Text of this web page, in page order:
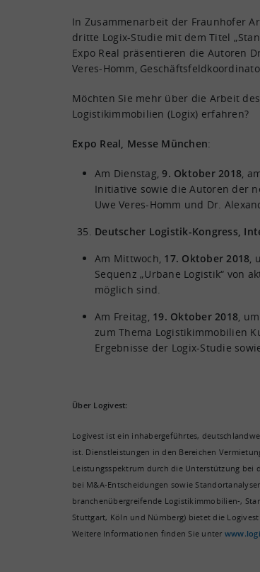
In Zusammenarbeit der Fraunhofer
dritte Logix-Studie mit dem Titel
Expo Real präsentieren die Autoren
Veres-Homm,
Möchten Sie mehr über die Arbeit
Logistikimmobilien (Logix) erfahren?
Expo Real, Messe München:
Am Dienstag,9. Oktober 2018,
Initiative sowie die Autoren der
Uwe Veres-Homm und Dr.
Deutscher Logistik-Kongress,
Am Mittwoch, 17. Oktober 2018,
Sequenz „Urbane Logistik“ von
möglich sind.
Am Freitag, 19. Oktober 2018,
zum Thema Logistikimmobilien
Ergebnisse der Logix-Studie
Über Logivest:
Logivest ist ein inhabergeführtes,
ist. Dienstleistungen in den Bereichen
Leistungsspektrum durch die Unterstützung bei
bei M&A-Entscheidungen sowie
branchenübergreifende Logistikimmobilien-,
Stuttgart, Köln und Nürnberg) bietet die
Weitere Informationen finden Sie unter